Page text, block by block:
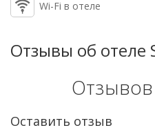
Wi-Fi в отеле
Отзывы об отеле
Оставить отзыв